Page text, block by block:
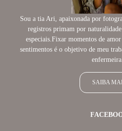
Sou a tia Ari, apaixonada por
registros primam por
especiais.Fixar momentos de
sentimentos é o objetivo de meu
SAIBA